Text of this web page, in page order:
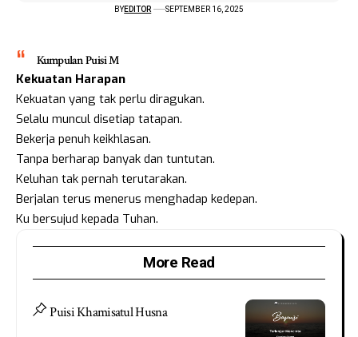
BYEDITOR SEPTEMBER 16, 2025
Kumpulan Puisi M
Kekuatan Harapan
Kekuatan yang tak perlu diragukan.
Selalu muncul disetiap tatapan.
Bekerja penuh keikhlasan.
Tanpa berharap banyak dan tuntutan.
Keluhan tak pernah terutarakan.
Berjalan terus menerus menghadap kedepan.
Ku bersujud kepada Tuhan.
More Read
Puisi Khamisatul Husna